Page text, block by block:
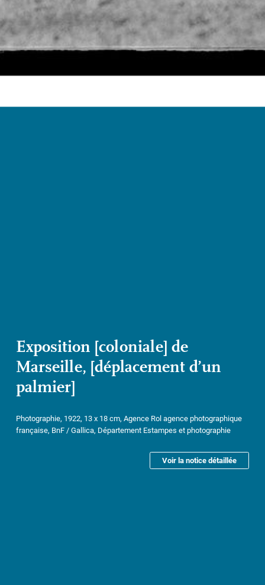
Exposition [coloniale] de
Marseille, [déplacement d’un
palmier]
Photographie, 1922, 13 x 18 cm, Agence Rol agence photographique
française, BnF / Gallica, Département Estampes et photographie
Voir la notice détaillée